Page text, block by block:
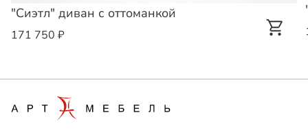
"Сиэтл" диван с оттоманкой
171 750 ₽